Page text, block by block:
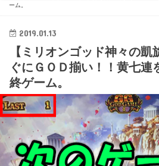
ーム。
2019.01.13
【ミリオンゴッド神々の
ぐにＧＯＤ揃い！！黄七連
終ゲーム。